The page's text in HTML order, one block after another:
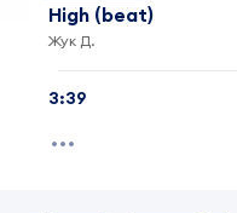
High (beat)
Жук Д.
3:39